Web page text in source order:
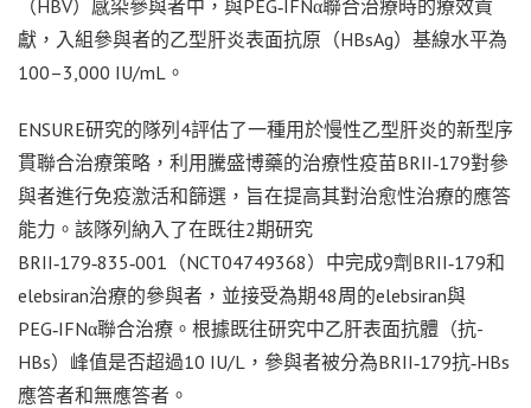
（HBV）感染參與者中，與PEG‑IFNα聯合治療時的療效貢
獻，入組參與者的乙型肝炎表面抗原（HBsAg）基線水平為
100–3,000 IU/mL。
ENSURE研究的隊列4評估了一種用於慢性乙型肝炎的新型序
貫聯合治療策略，利用騰盛博藥的治療性疫苗BRII‑179對參
與者進行免疫激活和篩選，旨在提高其對治愈性治療的應答
能力。該隊列納入了在既往2期研究
BRII‑179‑835‑001（NCT04749368）中完成9劑BRII‑179和
elebsiran治療的參與者，並接受為期48周的elebsiran與
PEG‑IFNα聯合治療。根據既往研究中乙肝表面抗體（抗-
HBs）峰值是否超過10 IU/L，參與者被分為BRII‑179抗‑HBs
應答者和無應答者。